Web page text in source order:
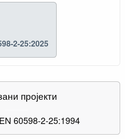
2-25:2025
пројекти
EN 60598-2-25:1994